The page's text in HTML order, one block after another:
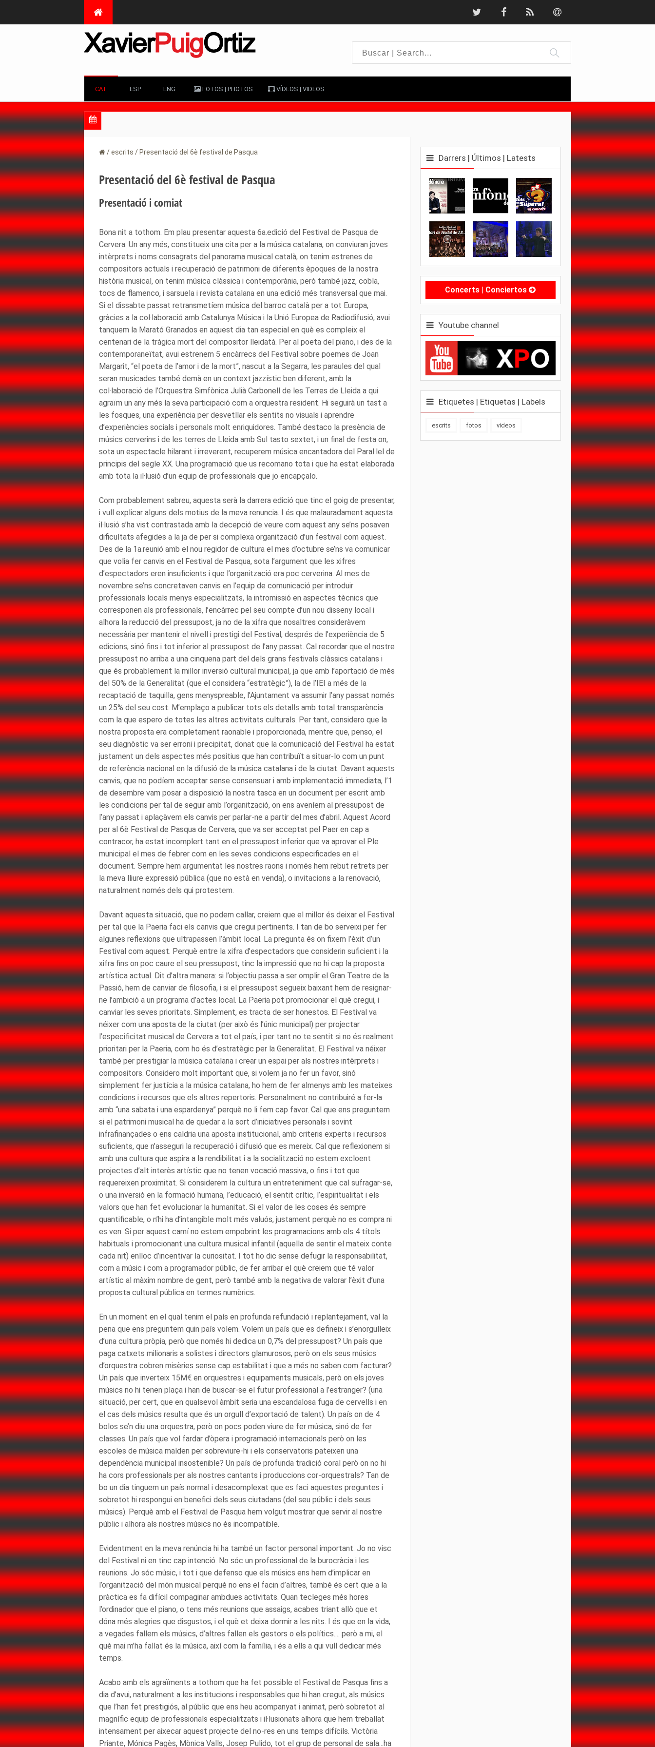
CAT ESP ENG FOTOS | PHOTOS VÍDEOS | VIDEOS
/escrits / Presentació del 6è festival de Pasqua
Presentació del 6è festival de Pasqua
Presentació i comiat
Bona nit a tothom. Em plau presentar aquesta 6a.edició del Festival de Pasqua de
Cervera. Un any més, constitueix una cita per a la música catalana, on conviuran joves
intèrprets i noms consagrats del panorama musical català, on tenim estrenes de
compositors actuals i recuperació de patrimoni de diferents èpoques de la nostra
història musical, on tenim música clàssica i contemporània, però també jazz, cobla,
tocs de flamenco, i sarsuela i revista catalana en una edició més transversal que mai.
Si el dissabte passat retransmetíem música del barroc català per a tot Europa,
gràcies a la col·laboració amb Catalunya Música i la Unió Europea de Radiodifusió, avui
tanquem la Marató Granados en aquest dia tan especial en què es compleix el
centenari de la tràgica mort del compositor lleidatà. Per al poeta del piano, i des de la
contemporaneïtat, avui estrenem 5 encàrrecs del Festival sobre poemes de Joan
Margarit, “el poeta de l’amor i de la mort”, nascut a la Segarra, les paraules del qual
seran musicades també demà en un context jazzístic ben diferent, amb la
col·laboració de l’Orquestra Simfònica Julià Carbonell de les Terres de Lleida a qui
agraïm un any més la seva participació com a orquestra resident. Hi seguirà un tast a
les fosques, una experiència per desvetllar els sentits no visuals i aprendre
d’experiències socials i personals molt enriquidores. També destaco la presència de
músics cerverins i de les terres de Lleida amb Sul tasto sextet, i un final de festa on,
sota un espectacle hilarant i irreverent, recuperem música encantadora del Paral·lel de
principis del segle XX. Una programació que us recomano tota i que ha estat elaborada
amb tota la il·lusió d’un equip de professionals que jo encapçalo.
Com probablement sabreu, aquesta serà la darrera edició que tinc el goig de presentar,
i vull explicar alguns dels motius de la meva renuncia. I és que malauradament aquesta
il·lusió s’ha vist contrastada amb la decepció de veure com aquest any se’ns posaven
dificultats afegides a la ja de per si complexa organització d’un festival com aquest.
Des de la 1a.reunió amb el nou regidor de cultura el mes d’octubre se’ns va comunicar
que volia fer canvis en el Festival de Pasqua, sota l’argument que les xifres
d’espectadors eren insuficients i que l’organització era poc cerverina. Al mes de
novembre se’ns concretaven canvis en l’equip de comunicació per introduir
professionals locals menys especialitzats, la intromissió en aspectes tècnics que
corresponen als professionals, l’encàrrec pel seu compte d’un nou disseny local i
alhora la reducció del pressupost, ja no de la xifra que nosaltres consideràvem
necessària per mantenir el nivell i prestigi del Festival, després de l’experiència de 5
edicions, sinó fins i tot inferior al pressupost de l’any passat. Cal recordar que el nostre
pressupost no arriba a una cinquena part del dels grans festivals clàssics catalans i
que és probablement la millor inversió cultural municipal, ja que amb l’aportació de més
del 50% de la Generalitat (que el considera “estratègic”), la de l’IEI a més de la
recaptació de taquilla, gens menyspreable, l’Ajuntament va assumir l’any passat només
un 25% del seu cost. M’emplaço a publicar tots els detalls amb total transparència
com la que espero de totes les altres activitats culturals. Per tant, considero que la
nostra proposta era completament raonable i proporcionada, mentre que, penso, el
seu diagnòstic va ser erroni i precipitat, donat que la comunicació del Festival ha estat
justament un dels aspectes més positius que han contribuït a situar-lo com un punt
de referència nacional en la difusió de la música catalana i de la ciutat. Davant aquests
canvis, que no podíem acceptar sense consensuar i amb implementació immediata, l’1
de desembre vam posar a disposició la nostra tasca en un document per escrit amb
les condicions per tal de seguir amb l’organització, on ens aveníem al pressupost de
l’any passat i aplaçàvem els canvis per parlar-ne a partir del mes d’abril. Aquest Acord
per al 6è Festival de Pasqua de Cervera, que va ser acceptat pel Paer en cap a
contracor, ha estat incomplert tant en el pressupost inferior que va aprovar el Ple
municipal el mes de febrer com en les seves condicions especificades en el
document. Sempre hem argumentat les nostres raons i només hem rebut retrets per
la meva lliure expressió pública (que no està en venda), o invitacions a la renovació,
naturalment només dels qui protestem.
Davant aquesta situació, que no podem callar, creiem que el millor és deixar el Festival
per tal que la Paeria faci els canvis que cregui pertinents. I tan de bo serveixi per fer
algunes reflexions que ultrapassen l’àmbit local. La pregunta és on fixem l’èxit d’un
Festival com aquest. Perquè entre la xifra d’espectadors que considerin suficient i la
xifra fins on poc caure el seu pressupost, tinc la impressió que no hi cap la proposta
artística actual. Dit d’altra manera: si l’objectiu passa a ser omplir el Gran Teatre de la
Passió, hem de canviar de filosofia, i si el pressupost segueix baixant hem de resignar-
ne l’ambició a un programa d’actes local. La Paeria pot promocionar el què cregui, i
canviar les seves prioritats. Simplement, es tracta de ser honestos. El Festival va
néixer com una aposta de la ciutat (per això és l’únic municipal) per projectar
l’especificitat musical de Cervera a tot el país, i per tant no te sentit si no és realment
prioritari per la Paeria, com ho és d’estratègic per la Generalitat. El Festival va néixer
també per prestigiar la música catalana i crear un espai per als nostres intèrprets i
compositors. Considero molt important que, si volem ja no fer un favor, sinó
simplement fer justícia a la música catalana, ho hem de fer almenys amb les mateixes
condicions i recursos que els altres repertoris. Personalment no contribuiré a fer-la
amb “una sabata i una espardenya” perquè no li fem cap favor. Cal que ens preguntem
si el patrimoni musical ha de quedar a la sort d’iniciatives personals i sovint
infrafinançades o ens caldria una aposta institucional, amb criteris experts i recursos
suficients, que n’asseguri la recuperació i difusió que es mereix. Cal que reflexionem si
amb una cultura que aspira a la rendibilitat i a la socialització no estem excloent
projectes d’alt interès artístic que no tenen vocació massiva, o fins i tot que
requereixen proximitat. Si considerem la cultura un entreteniment que cal sufragar-se,
o una inversió en la formació humana, l’educació, el sentit crític, l’espiritualitat i els
valors que han fet evolucionar la humanitat. Si el valor de les coses és sempre
quantificable, o n’hi ha d’intangible molt més valuós, justament perquè no es compra ni
es ven. Si per aquest camí no estem empobrint les programacions amb els 4 títols
habituals i promocionant una cultura musical infantil (aquella de sentir el mateix conte
cada nit) enlloc d’incentivar la curiositat. I tot ho dic sense defugir la responsabilitat,
com a músic i com a programador públic, de fer arribar el què creiem que té valor
artístic al màxim nombre de gent, però també amb la negativa de valorar l’èxit d’una
proposta cultural pública en termes numèrics.
En un moment en el qual tenim el país en profunda refundació i replantejament, val la
pena que ens preguntem quin país volem. Volem un país que es defineix i s’enorgulleix
d’una cultura pròpia, però que només hi dedica un 0,7% del pressupost? Un país que
paga catxets milionaris a solistes i directors glamurosos, però on els seus músics
d’orquestra cobren misèries sense cap estabilitat i que a més no saben com facturar?
Un país que inverteix 15M€ en orquestres i equipaments musicals, però on els joves
músics no hi tenen plaça i han de buscar-se el futur professional a l’estranger? (una
situació, per cert, que en qualsevol àmbit seria una escandalosa fuga de cervells i en
el cas dels músics resulta que és un orgull d’exportació de talent). Un país on de 4
bolos se’n diu una orquestra, però on pocs poden viure de fer música, sinó de fer
classes. Un país que vol fardar d’òpera i programació internacionals però on les
escoles de música malden per sobreviure-hi i els conservatoris pateixen una
dependència municipal insostenible? Un país de profunda tradició coral però on no hi
ha cors professionals per als nostres cantants i produccions cor-orquestrals? Tan de
bo un dia tinguem un país normal i desacomplexat que es faci aquestes preguntes i
sobretot hi respongui en benefici dels seus ciutadans (del seu públic i dels seus
músics). Perquè amb el Festival de Pasqua hem volgut mostrar que servir al nostre
públic i alhora als nostres músics no és incompatible.
Evidentment en la meva renúncia hi ha també un factor personal important. Jo no visc
del Festival ni en tinc cap intenció. No sóc un professional de la burocràcia i les
reunions. Jo sóc músic, i tot i que defenso que els músics ens hem d’implicar en
l’organització del món musical perquè no ens el facin d’altres, també és cert que a la
pràctica es fa difícil compaginar ambdues activitats. Quan tecleges més hores
l’ordinador que el piano, o tens més reunions que assaigs, acabes triant allò que et
dóna més alegries que disgustos, i el què et deixa dormir a les nits. I és que en la vida,
a vegades fallem els músics, d’altres fallen els gestors o els polítics.... però a mi, el
què mai m’ha fallat és la música, així com la família, i és a ells a qui vull dedicar més
temps.
Acabo amb els agraïments a tothom que ha fet possible el Festival de Pasqua fins a
dia d’avui, naturalment a les institucions i responsables que hi han cregut, als músics
que l’han fet prestigiós, al públic que ens heu acompanyat i animat, però sobretot al
magnífic equip de professionals especialitzats i il·lusionats alhora que hem treballat
intensament per aixecar aquest projecte del no-res en uns temps difícils. Victòria
Priante, Mónica Pagès, Mònica Valls, Josep Pulido, tot el grup de personal de sala...ha
Darrers | Últimos | Latests
Concerts | Conciertos
Youtube channel
Etiquetes | Etiquetas | Labels
escrits fotos videos